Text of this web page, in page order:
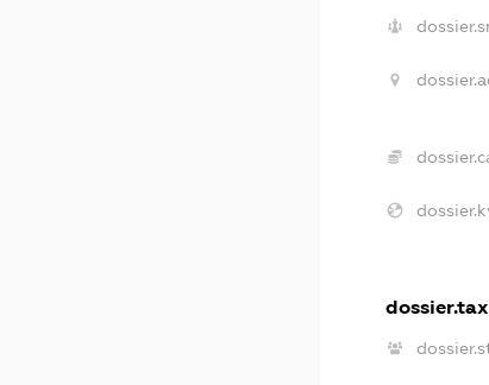
dossier.tax